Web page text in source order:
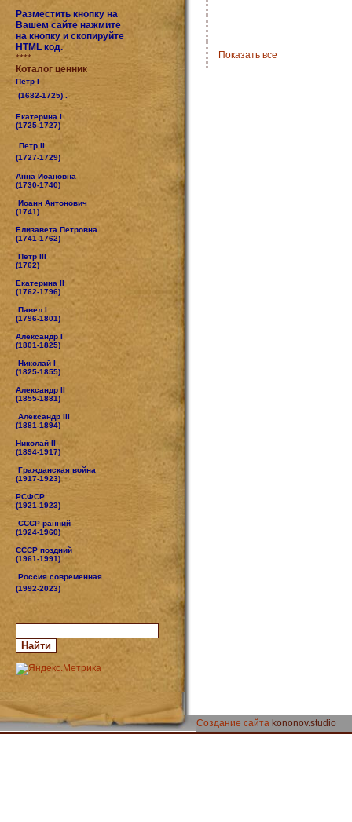
Разместить кнопку на
Вашем сайте нажмите
на кнопку и скопируйте
HTML код.
****
Коталог ценник
Петр I
(1682-1725) .
Екатерина I
(1725-1727)
Петр II
(1727-1729)
Анна Иоановна
(1730-1740)
Иоанн Антонович
(1741)
Елизавета Петровна
(1741-1762)
Петр III
(1762)
Екатерина II
(1762-1796)
Павел I
(1796-1801)
Александр I
(1801-1825)
Николай I
(1825-1855)
Александр II
(1855-1881)
Александр III
(1881-1894)
Николай II
(1894-1917)
Гражданская война
(1917-1923)
РСФСР
(1921-1923)
СССР ранний
(1924-1960)
СССР поздний
(1961-1991)
Россия современная
(1992-2023)
Показать все
Создание сайта kononov.studio